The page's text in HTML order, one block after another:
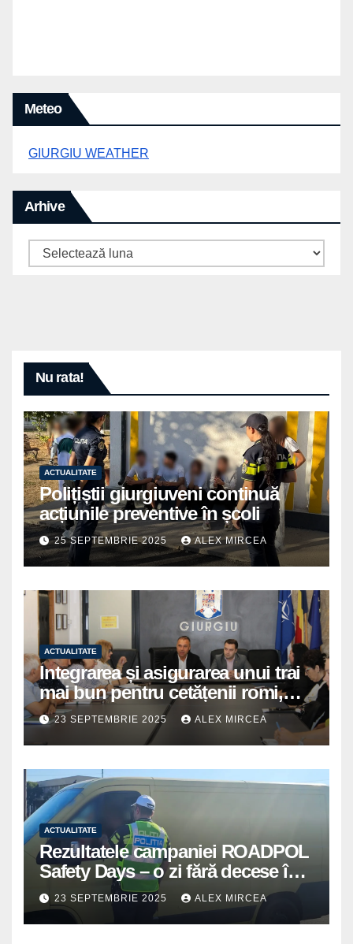
Meteo
GIURGIU WEATHER
Arhive
Arhive
Nu rata!
ACTUALITATE
Polițiștii giurgiuveni continuă
acțiunile preventive în școli
25 SEPTEMBRIE 2025 ALEX MIRCEA
ACTUALITATE
Integrarea și asigurarea unui trai
mai bun pentru cetățenii romi,
prioritate pentru instituțiile
publice giurgiuvene
23 SEPTEMBRIE 2025 ALEX MIRCEA
ACTUALITATE
Rezultatele campaniei ROADPOL
Safety Days – o zi fără decese în
trafic
23 SEPTEMBRIE 2025 ALEX MIRCEA